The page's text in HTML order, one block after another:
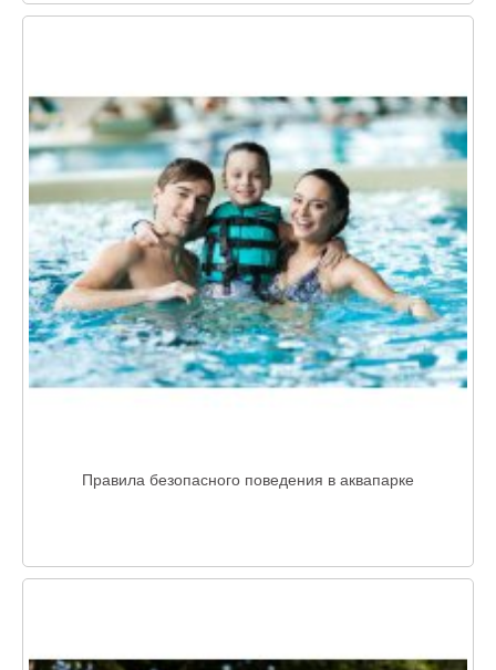
Правила безопасного поведения в аквапарке